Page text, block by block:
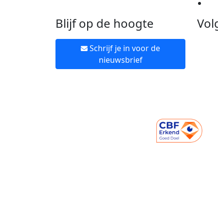
Blijf op de hoogte
Schrijf je in voor de
nieuwsbrief